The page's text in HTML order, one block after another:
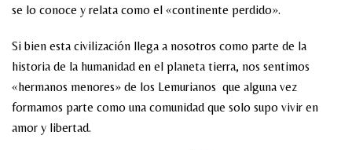
se lo conoce y relata como el «continente perdido».
Si bien esta civilización llega a nosotros como parte de la
historia de la humanidad en el planeta tierra, nos sentimos
«hermanos menores» de los Lemurianos que alguna vez
formamos parte como una comunidad que solo supo vivir en
amor y libertad.